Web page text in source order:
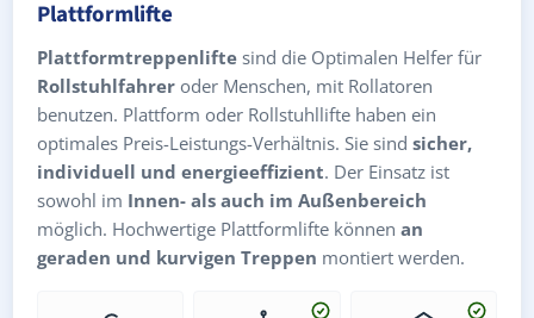
Plattformlifte
Plattformtreppenlifte sind die Optimalen Helfer für
Rollstuhlfahrer oder Menschen, mit Rollatoren
benutzen. Plattform oder Rollstuhllifte haben ein
optimales Preis-Leistungs-Verhältnis. Sie sind sicher,
individuell und energieeffizient. Der Einsatz ist
sowohl im Innen- als auch im Außenbereich
möglich. Hochwertige Plattformlifte können an
geraden und kurvigen Treppen montiert werden.